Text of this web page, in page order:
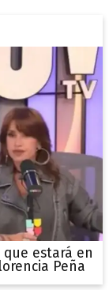
estará en
Peña